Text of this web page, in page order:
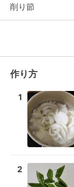
削り節
作り方
1
2